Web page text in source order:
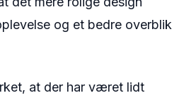
og et bedre overblik
at der har været lidt